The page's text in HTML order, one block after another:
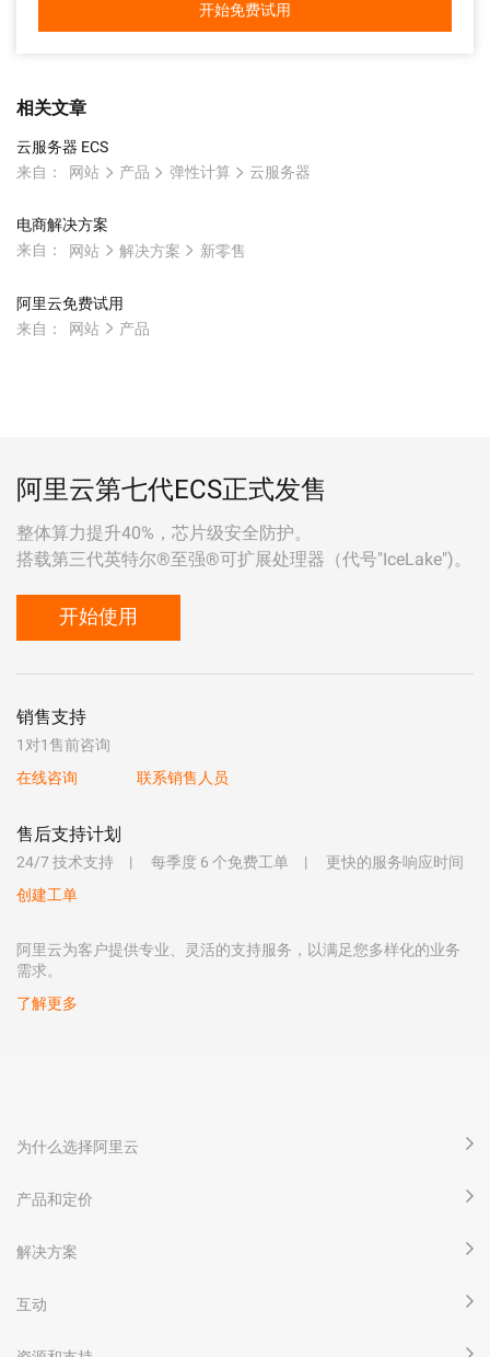
开始免费试用
相关文章
云服务器 ECS
来自：
网站 产品 弹性计算 云服务器
电商解决方案
来自：
网站 解决方案 新零售
阿里云免费试用
来自：
网站 产品
阿里云第七代ECS正式发售
整体算力提升40%，芯片级安全防护。
搭载第三代英特尔®至强®可扩展处理器（代号"IceLake")。
开始使用
销售支持
1对1售前咨询
在线咨询
联系销售人员
售后支持计划
24/7 技术支持 每季度 6 个免费工单
更快的服务响应时间
创建工单
阿里云为客户提供专业、灵活的支持服务，以满足您多样化的业务
需求。
了解更多
为什么选择阿里云
产品和定价
解决方案
互动